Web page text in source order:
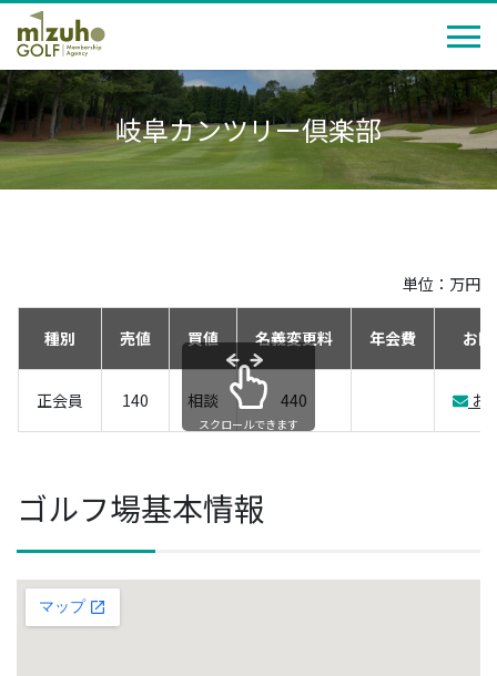
岐阜カンツリー倶楽部
単位：万円
種別 売値 買値 名義変更料 年会費 お
正会員 140 相談 440 お
スクロールできます
ゴルフ場基本情報